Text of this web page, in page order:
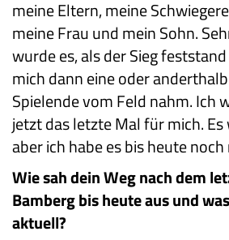
meine Eltern, meine
meine Frau und mein Sohn.
wurde es, als der Sieg
mich dann eine oder
Spielende vom Feld nahm. Ich
jetzt das letzte Mal für mich. Es
aber ich habe es bis heute
Wie sah dein Weg nach dem
Bamberg bis heute aus und
aktuell?